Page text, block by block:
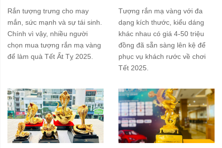
Rắn tượng trưng cho may
mắn, sức mạnh và sự tái sinh.
Chính vì vậy, nhiều người
chọn mua tượng rắn mạ vàng
để làm quà Tết Ất Tỵ 2025.
Tượng rắn mạ vàng với đa
dạng kích thước, kiểu dáng
khác nhau có giá 4-50 triệu
đồng đã sẵn sàng lên kệ để
phục vụ khách rước về chơi
Tết 2025.